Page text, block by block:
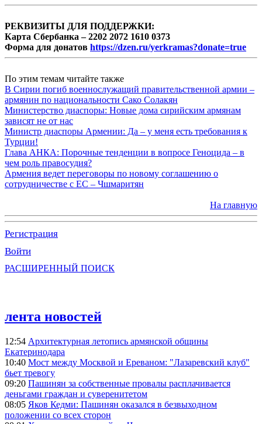
РЕКВИЗИТЫ ДЛЯ ПОДДЕРЖКИ:
Карта Сбербанка – 2202 2072 1610 0373
Форма для донатов https://dzen.ru/yerkramas?donate=true
По этим темам читайте также
В Сирии погиб военнослужащий правительственной армии –
армянин по национальности Сако Солакян
Министерство диаспоры: Новые дома сирийским армянам
зависят не от нас
Министр диаспоры Армении: Да – у меня есть требования к
Турции!
Глава АНКА: Порочные тенденции в вопросе Геноцида – в
чем роль правосудия?
Армения ведет переговоры по новому соглашению о
сотрудничестве с ЕС – Чшмаритян
На главную
Регистрация
Войти
РАСШИРЕННЫЙ ПОИСК
лента новостей
12:54 Архитектурная летопись армянской общины
Екатеринодара
10:40 Мост между Москвой и Ереваном: "Лазаревский клуб"
бьет тревогу
09:20 Пашинян за собственные провалы расплачивается
деньгами граждан и суверенитетом
08:05 Яков Кедми: Пашинян оказался в безвыходном
положении со всех сторон